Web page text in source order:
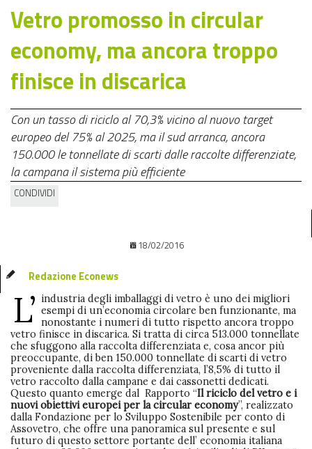
Vetro promosso in circular
economy, ma ancora troppo
finisce in discarica
Con un tasso di riciclo al 70,3% vicino al nuovo target
europeo del 75% al 2025, ma il sud arranca, ancora
150.000 le tonnellate di scarti dalle raccolte differenziate,
la campana il sistema più efficiente
CONDIVIDI
18/02/2016
Redazione Econews
L’ industria degli imballaggi di vetro è uno dei migliori
esempi di un’economia circolare ben funzionante, ma
nonostante i numeri di tutto rispetto ancora troppo
vetro finisce in discarica. Si tratta di circa 513.000 tonnellate
che sfuggono alla raccolta differenziata e, cosa ancor più
preoccupante, di ben 150.000 tonnellate di scarti di vetro
proveniente dalla raccolta differenziata, l’8,5% di tutto il
vetro raccolto dalla campane e dai cassonetti dedicati.
Questo quanto emerge dal Rapporto “Il riciclo del vetro e i
nuovi obiettivi europei per la circular economy”, realizzato
dalla Fondazione per lo Sviluppo Sostenibile per conto di
Assovetro, che offre una panoramica sul presente e sul
futuro di questo settore portante dell’ economia italiana